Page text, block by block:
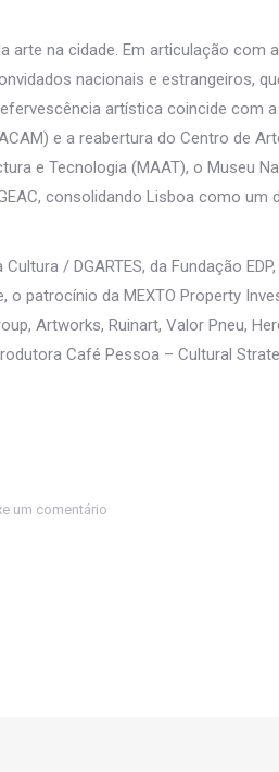
arte na cidade. Em articulação com
nacionais e estrangeiros,
artística coincide com a
e a reabertura do Centro de
e Tecnologia (MAAT), o Museu
consolidando Lisboa como um
/ DGARTES, da Fundação EDP,
o patrocínio da MEXTO Property
Artworks, Ruinart, Valor Pneu,
Café Pessoa – Cultural
um comentário